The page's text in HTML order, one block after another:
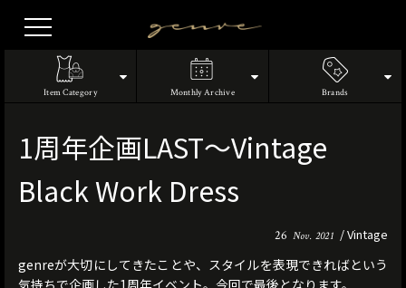
Item Category Monthly Archive Brands
1周年企画LAST〜Vintage
Black Work Dress
26 Nov. 2021 Vintage
genreが大切にしてきたことや、スタイルを表現できればという
気持ちで企画した1周年イベント。今回で最後となります。